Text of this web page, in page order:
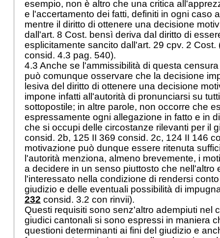
esempio, non è altro che una critica
e l'accertamento dei fatti, definiti in ogni caso
mentre il diritto di ottenere una decisione
dall'art. 8 Cost. bensì deriva dal diritto di
esplicitamente sancito dall'art. 29 cpv. 2 Cost.
consid. 4.3 pag. 540).
4.3 Anche se l'ammissibilità di questa
può comunque osservare che la decisione
lesiva del diritto di ottenere una decisione
impone infatti all'autorità di pronunciarsi su
sottopostile; in altre parole, non occorre che
espressamente ogni allegazione in fatto e in
che si occupi delle circostanze rilevanti per il
consid. 2b, 125 II 369 consid. 2c, 124 II 146
motivazione può dunque essere ritenuta
l'autorità menziona, almeno brevemente, i
a decidere in un senso piuttosto che nell'altro
l'interessato nella condizione di rendersi
giudizio e delle eventuali possibilità di
232 consid. 3.2 con rinvii).
Questi requisiti sono senz'altro adempiuti nel
giudici cantonali si sono espressi in maniera
questioni determinanti ai fini del giudizio e